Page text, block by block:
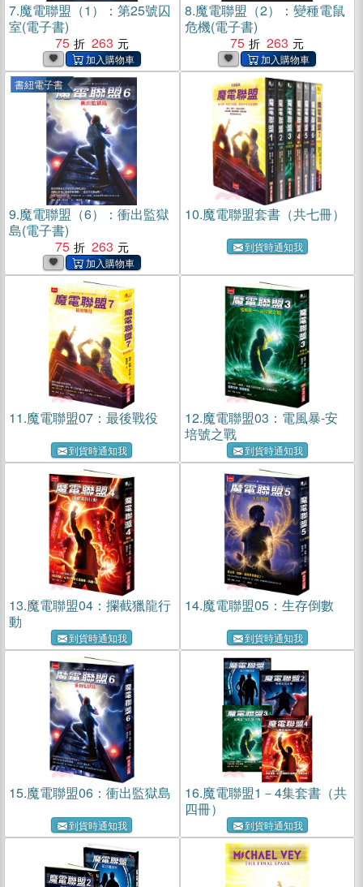
7.魔電聯盟（1）：第25號囚
室(電子書)
75
263
8.魔電聯盟（2）：變種電鼠
危機(電子書)
75
263
書紐電子書
9.魔電聯盟（6）：衝出監獄
島(電子書)
75
263
10.魔電聯盟套書（共七冊）
到貨時通知我
11.魔電聯盟07：最後戰役
到貨時通知我
12.魔電聯盟03：電風暴-安
培號之戰
到貨時通知我
13.魔電聯盟04：攔截獵龍行
動
到貨時通知我
14.魔電聯盟05：生存倒數
到貨時通知我
15.魔電聯盟06：衝出監獄島
到貨時通知我
16.魔電聯盟1－4集套書（共
四冊）
到貨時通知我